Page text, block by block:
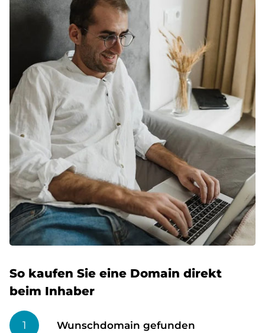
So kaufen Sie eine Domain direkt
beim Inhaber
1 Wunschdomain gefunden